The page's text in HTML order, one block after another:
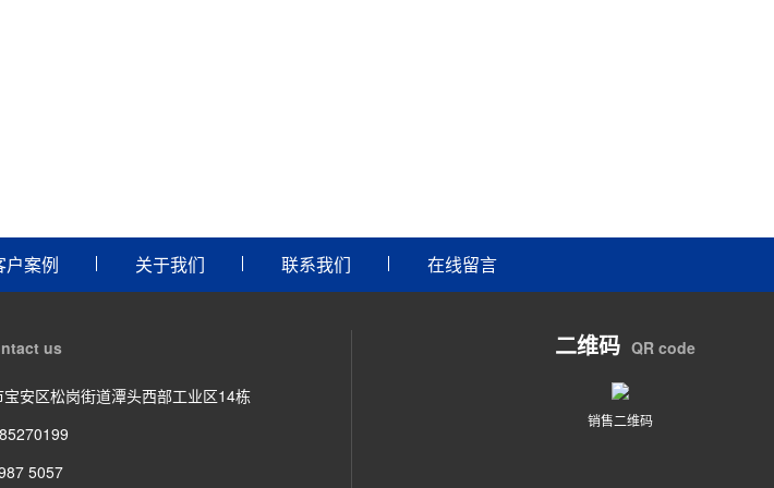
户案例 关于我们 联系我们 在线留言
us
安区松岗街道潭头西部工业区14栋
5057
二维码 QR code
销售二维码